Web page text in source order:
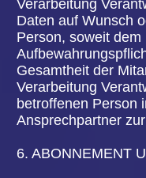
Jede betroffene Person hat
Richtlinien- und
Recht, von dem für die
Verantwortlichen eine
verlangen, ob sie
Daten verarbeitet werden.
Person dieses
nehmen, kann sie sich
Mitarbeiter des für die
Verantwortlichen wenden.
Jede von der Verarbeitung